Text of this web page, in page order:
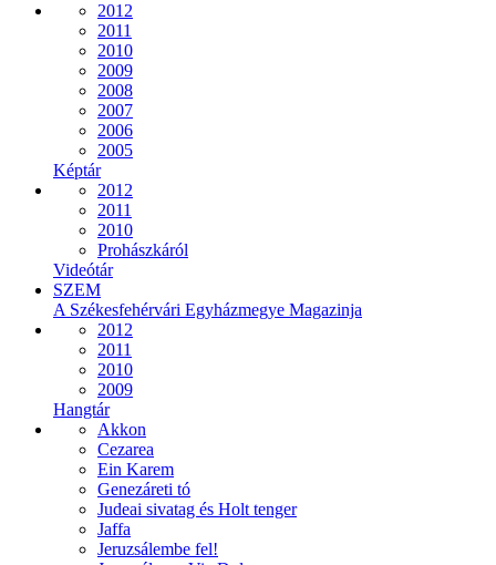
2012
2011
2010
2009
2008
2007
2006
2005
Képtár
2012
2011
2010
Prohászkáról
Videótár
SZEM
A Székesfehérvári Egyházmegye Magazinja
2012
2011
2010
2009
Hangtár
Akkon
Cezarea
Ein Karem
Genezáreti tó
Judeai sivatag és Holt tenger
Jaffa
Jeruzsálembe fel!